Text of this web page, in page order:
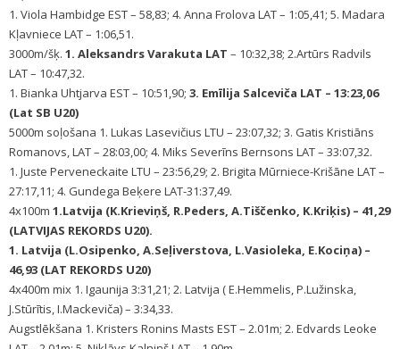
1. Viola Hambidge EST – 58,83; 4. Anna Frolova LAT – 1:05,41; 5. Madara
Kļavniece LAT – 1:06,51.
3000m/šķ. 1. Aleksandrs Varakuta LAT – 10:32,38; 2.Artūrs Radvils
LAT – 10:47,32.
1. Bianka Uhtjarva EST – 10:51,90; 3. Emīlija Salceviča LAT – 13:23,06
(Lat SB U20)
5000m soļošana 1. Lukas Lasevičius LTU – 23:07,32; 3. Gatis Kristiāns
Romanovs, LAT – 28:03,00; 4. Miks Severīns Bernsons LAT – 33:07,32.
1. Juste Perveneckaite LTU – 23:56,29; 2. Brigita Mūrniece-Krišāne LAT –
27:17,11; 4. Gundega Beķere LAT-31:37,49.
4x100m 1.Latvija (K.Krieviņš, R.Peders, A.Tiščenko, K.Kriķis) – 41,29
(LATVIJAS REKORDS U20).
1. Latvija (L.Osipenko, A.Seļiverstova, L.Vasioleka, E.Kociņa) –
46,93 (LAT REKORDS U20)
4x400m mix 1. Igaunija 3:31,21; 2. Latvija ( E.Hemmelis, P.Lužinska,
J.Stūrītis, I.Mackeviča) – 3:34,33.
Augstlēkšana 1. Kristers Ronins Masts EST – 2.01m; 2. Edvards Leoke